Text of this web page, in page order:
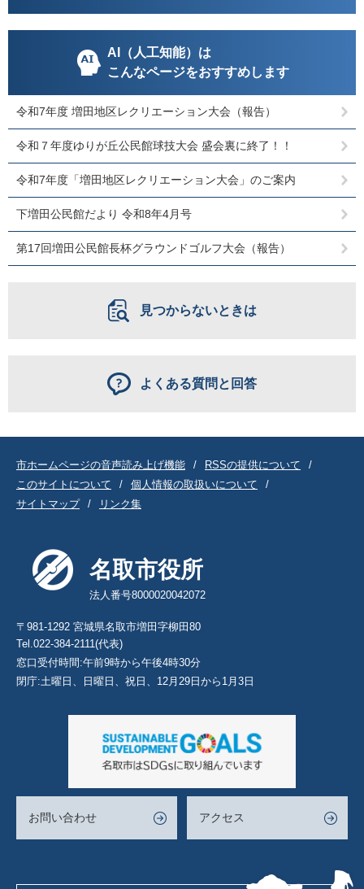
AI（人工知能）は
こんなページをおすすめします
令和7年度 増田地区レクリエーション大会（報告）
令和７年度ゆりが丘公民館球技大会 盛会裏に終了！！
令和7年度「増田地区レクリエーション大会」のご案内
下増田公民館だより 令和8年4月号
第17回増田公民館長杯グラウンドゴルフ大会（報告）
見つからないときは
よくある質問と回答
市ホームページの音声読み上げ機能
RSSの提供について
このサイトについて
個人情報の取扱いについて
サイトマップ
リンク集
名取市役所
法人番号8000020042072
〒981-1292 宮城県名取市増田字柳田80
Tel.022-384-2111(代表)
窓口受付時間:午前9時から午後4時30分
閉庁:土曜日、日曜日、祝日、12月29日から1月3日
お問い合わせ アクセス